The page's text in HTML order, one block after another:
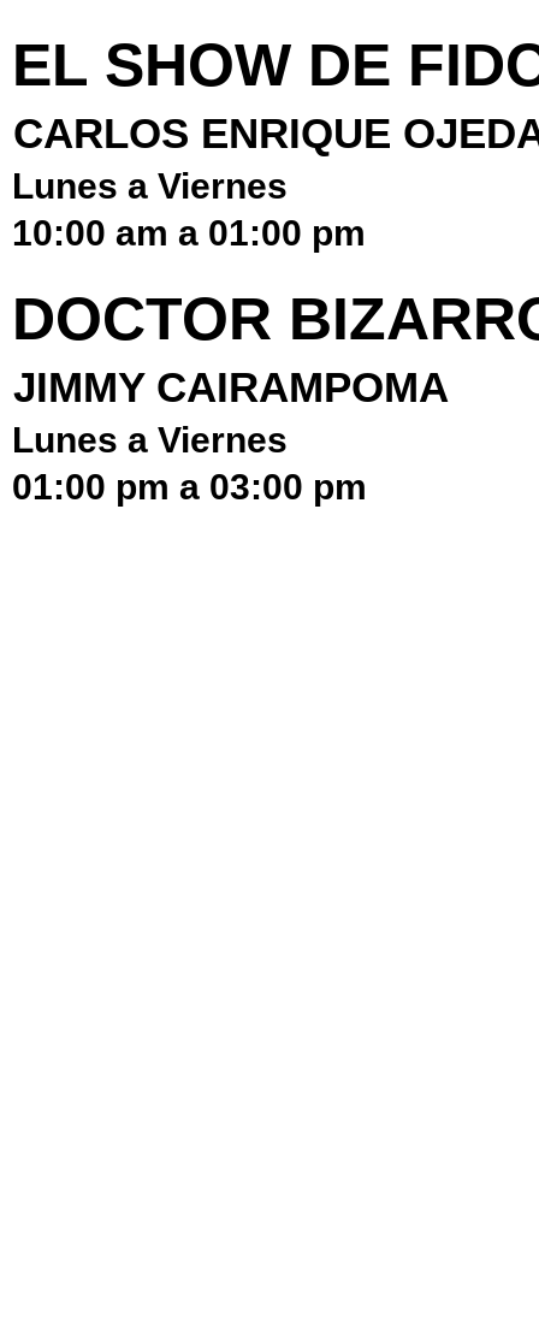
EL SHOW DE
CARLOS ENRIQUE
Lunes a Viernes
10:00 am a 01:00 pm
DOCTOR
JIMMY CAIRAMPOMA
Lunes a Viernes
01:00 pm a 03:00 pm